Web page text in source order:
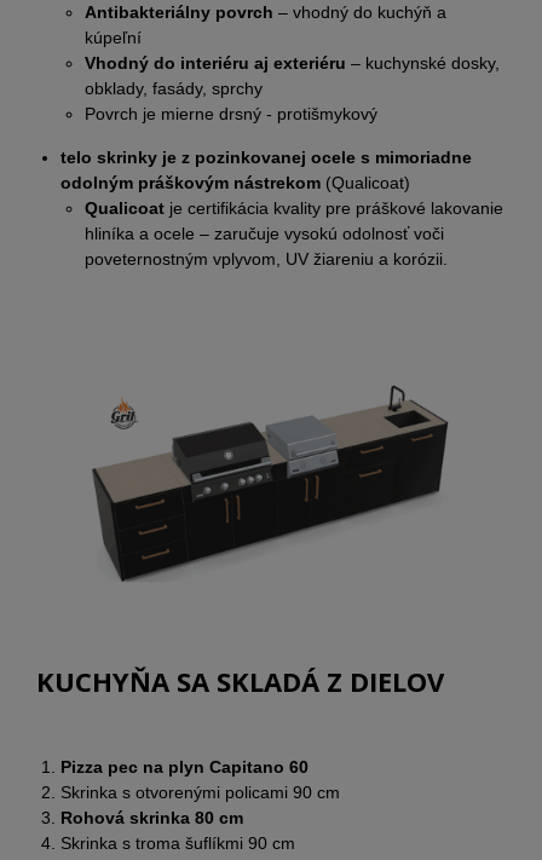
Antibakteriálny povrch – vhodný do kuchýň a
kúpeľní
Vhodný do interiéru aj exteriéru – kuchynské dosky,
obklady, fasády, sprchy
Povrch je mierne drsný - protišmykový
telo skrinky je z pozinkovanej ocele s mimoriadne
odolným práškovým nástrekom (Qualicoat)
Qualicoat je certifikácia kvality pre práškové lakovanie
hliníka a ocele – zaručuje vysokú odolnosť voči
poveternostným vplyvom, UV žiareniu a korózii.
KUCHYŇA SA SKLADÁ Z DIELOV
Pizza pec na plyn Capitano 60
Skrinka s otvorenými policami 90 cm
Rohová skrinka 80 cm
Skrinka s troma šuflíkmi 90 cm